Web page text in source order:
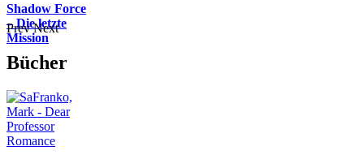
Shadow Force
– Die letzte
Mission
Prev Next
Bücher